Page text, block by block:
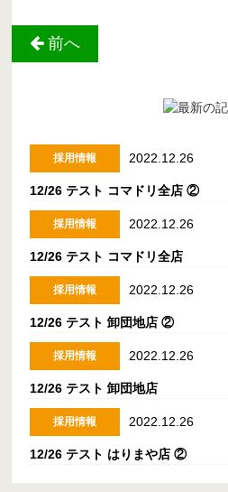
前へ
採用情報 2022.12.26
12/26 テスト コマドリ全店 ②
採用情報 2022.12.26
12/26 テスト コマドリ全店
採用情報 2022.12.26
12/26 テスト 卸団地店 ②
採用情報 2022.12.26
12/26 テスト 卸団地店
採用情報 2022.12.26
12/26 テスト はりまや店 ②